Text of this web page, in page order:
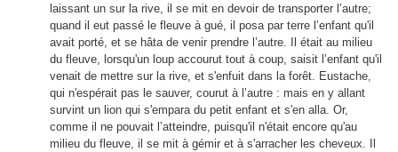
laissant un sur la rive, il se mit en devoir de transporter l’autre;
quand il eut passé le fleuve à gué, il posa par terre l’enfant qu'il
avait porté, et se hâta de venir prendre l’autre. Il était au milieu
du fleuve, lorsqu'un loup accourut tout à coup, saisit l’enfant qu'il
venait de mettre sur la rive, et s'enfuit dans la forêt. Eustache,
qui n'espérait pas le sauver, courut à l’autre : mais en y allant
survint un lion qui s'empara du petit enfant et s'en alla. Or,
comme il ne pouvait l’atteindre, puisqu'il n'était encore qu'au
milieu du fleuve, il se mit à gémir et à s'arracher les cheveux. Il